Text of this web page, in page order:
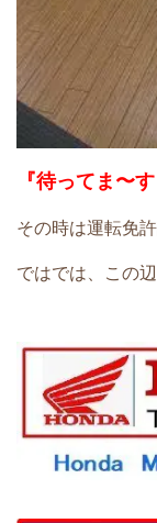
『待ってま〜
その時は運転免
ではでは、この